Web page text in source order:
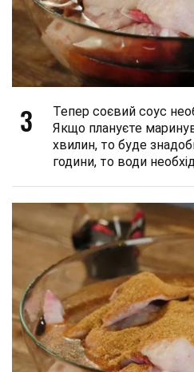
3
Тепер соєвий соус
Якщо плануєте
хвилин, то буде
години, то води